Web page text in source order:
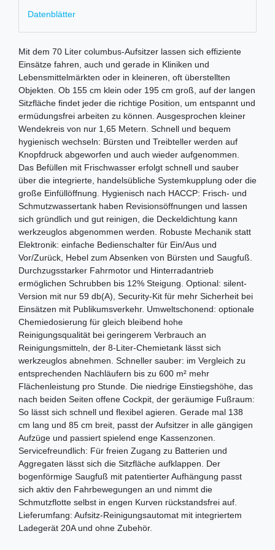
Datenblätter
Mit dem 70 Liter columbus-Aufsitzer lassen sich effiziente
Einsätze fahren, auch und gerade in Kliniken und
Lebensmittelmärkten oder in kleineren, oft überstellten
Objekten. Ob 155 cm klein oder 195 cm groß, auf der langen
Sitzfläche findet jeder die richtige Position, um entspannt und
ermüdungsfrei arbeiten zu können. Ausgesprochen kleiner
Wendekreis von nur 1,65 Metern. Schnell und bequem
hygienisch wechseln: Bürsten und Treibteller werden auf
Knopfdruck abgeworfen und auch wieder aufgenommen.
Das Befüllen mit Frischwasser erfolgt schnell und sauber
über die integrierte, handelsübliche Systemkupplung oder die
große Einfüllöffnung. Hygienisch nach HACCP: Frisch- und
Schmutzwassertank haben Revisionsöffnungen und lassen
sich gründlich und gut reinigen, die Deckeldichtung kann
werkzeuglos abgenommen werden. Robuste Mechanik statt
Elektronik: einfache Bedienschalter für Ein/Aus und
Vor/Zurück, Hebel zum Absenken von Bürsten und Saugfuß.
Durchzugsstarker Fahrmotor und Hinterradantrieb
ermöglichen Schrubben bis 12% Steigung. Optional: silent-
Version mit nur 59 db(A), Security-Kit für mehr Sicherheit bei
Einsätzen mit Publikumsverkehr. Umweltschonend: optionale
Chemiedosierung für gleich bleibend hohe
Reinigungsqualität bei geringerem Verbrauch an
Reinigungsmitteln, der 8-Liter-Chemietank lässt sich
werkzeuglos abnehmen. Schneller sauber: im Vergleich zu
entsprechenden Nachläufern bis zu 600 m² mehr
Flächenleistung pro Stunde. Die niedrige Einstiegshöhe, das
nach beiden Seiten offene Cockpit, der geräumige Fußraum:
So lässt sich schnell und flexibel agieren. Gerade mal 138
cm lang und 85 cm breit, passt der Aufsitzer in alle gängigen
Aufzüge und passiert spielend enge Kassenzonen.
Servicefreundlich: Für freien Zugang zu Batterien und
Aggregaten lässt sich die Sitzfläche aufklappen. Der
bogenförmige Saugfuß mit patentierter Aufhängung passt
sich aktiv den Fahrbewegungen an und nimmt die
Schmutzflotte selbst in engen Kurven rückstandsfrei auf.
Lieferumfang: Aufsitz-Reinigungsautomat mit integriertem
Ladegerät 20A und ohne Zubehör.